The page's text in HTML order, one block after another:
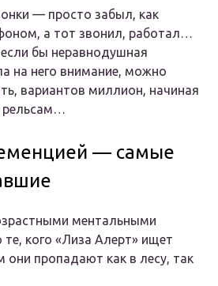
— просто забыл, как
а тот звонил, работал…
бы неравнодушная
на него внимание, можно
вариантов миллион, начиная
рельсам…
— самые
ментальными
кого «Лиза Алерт» ищет
они пропадают как в лесу, так